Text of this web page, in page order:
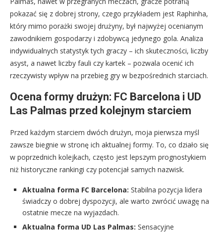
pokazać się z dobrej strony, czego przykładem jest Raphinha,
który mimo porażki swojej drużyny, był najwyżej ocenianym
zawodnikiem gospodarzy i zdobywcą jedynego gola. Analiza
indywidualnych statystyk tych graczy – ich skuteczności, liczby
asyst, a nawet liczby fauli czy kartek – pozwala ocenić ich
rzeczywisty wpływ na przebieg gry w bezpośrednich starciach.
Ocena formy drużyn: FC Barcelona i UD
Las Palmas przed kolejnym starciem
Przed każdym starciem dwóch drużyn, moja pierwsza myśl
zawsze biegnie w stronę ich aktualnej formy. To, co działo się
w poprzednich kolejkach, często jest lepszym prognostykiem
niż historyczne rankingi czy potencjał samych nazwisk.
Aktualna forma FC Barcelona: Stabilna pozycja lidera
świadczy o dobrej dyspozycji, ale warto zwrócić uwagę na
ostatnie mecze na wyjazdach.
Aktualna forma UD Las Palmas: Sensacyjne